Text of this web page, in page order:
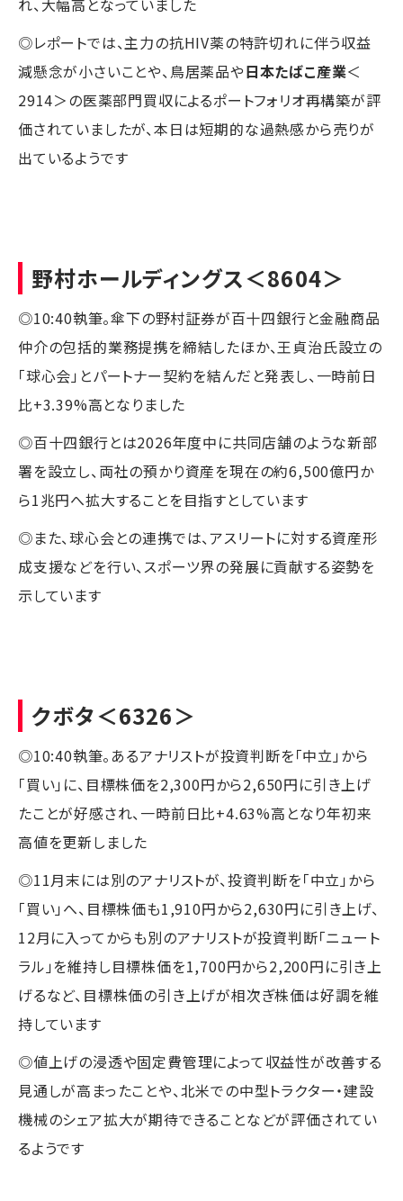
◎レポートでは、主力の抗HIV薬の特許切れに伴う収益
減懸念が小さいことや、鳥居薬品や日本たばこ産業＜
2914＞の医薬部門買収によるポートフォリオ再構築が評
価されていましたが、本日は短期的な過熱感から売りが
出ているようです
野村ホールディングス＜8604＞
◎10:40執筆。傘下の野村証券が百十四銀行と金融商品
仲介の包括的業務提携を締結したほか、王貞治氏設立の
「球心会」とパートナー契約を結んだと発表し、一時前日
比+3.39%高となりました
◎百十四銀行とは2026年度中に共同店舗のような新部
署を設立し、両社の預かり資産を現在の約6,500億円か
ら1兆円へ拡大することを目指すとしています
◎また、球心会との連携では、アスリートに対する資産形
成支援などを行い、スポーツ界の発展に貢献する姿勢を
示しています
クボタ＜6326＞
◎10:40執筆。あるアナリストが投資判断を「中立」から
「買い」に、目標株価を2,300円から2,650円に引き上げ
たことが好感され、一時前日比+4.63%高となり年初来
高値を更新しました
◎11月末には別のアナリストが、投資判断を「中立」から
「買い」へ、目標株価も1,910円から2,630円に引き上げ、
12月に入ってからも別のアナリストが投資判断「ニュート
ラル」を維持し目標株価を1,700円から2,200円に引き上
げるなど、目標株価の引き上げが相次ぎ株価は好調を維
持しています
◎値上げの浸透や固定費管理によって収益性が改善する
見通しが高まったことや、北米での中型トラクター・建設
機械のシェア拡大が期待できることなどが評価されてい
るようです